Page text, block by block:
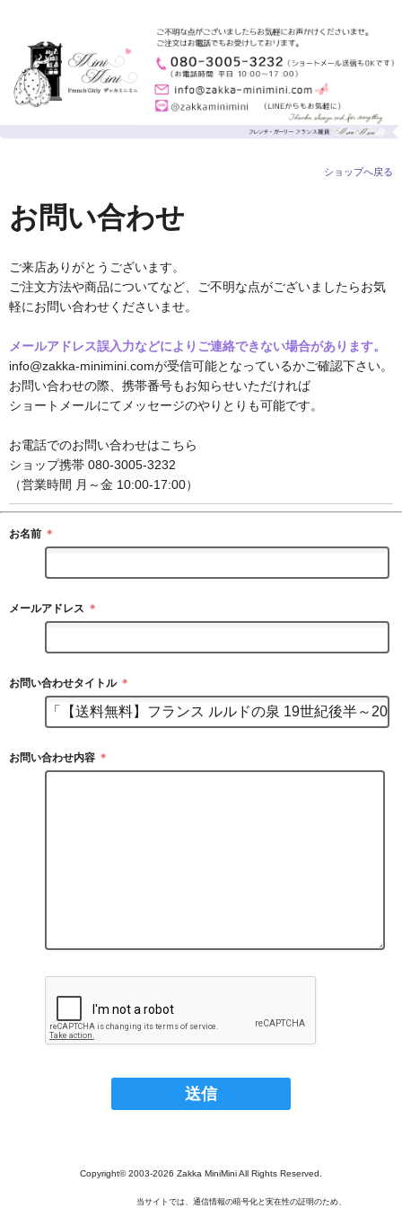
ショップへ戻る
お問い合わせ
ご来店ありがとうございます。
ご注文方法や商品についてなど、ご不明な点がございましたらお気
軽にお問い合わせくださいませ。
メールアドレス誤入力などによりご連絡できない場合があります。
info@zakka-minimini.comが受信可能となっているかご確認下さい。
お問い合わせの際、携帯番号もお知らせいただければ
ショートメールにてメッセージのやりとりも可能です。
お電話でのお問い合わせはこちら
ショップ携帯 080-3005-3232
（営業時間 月～金 10:00-17:00）
お名前 ＊
メールアドレス ＊
お問い合わせタイトル ＊
お問い合わせ内容 ＊
Copyright© 2003‐2026 Zakka MiniMini All Rights Reserved.
当サイトでは、通信情報の暗号化と実在性の証明のため、